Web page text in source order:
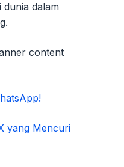
dunia dalam
yang Mencuri